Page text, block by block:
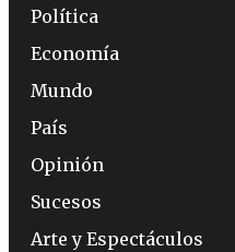
Política
Economía
Mundo
País
Opinión
Sucesos
Arte y Espectáculos